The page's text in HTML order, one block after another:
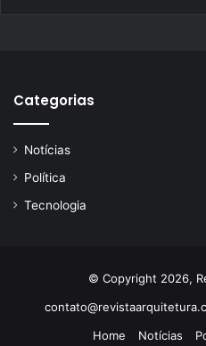
Categorias
Notícias
Política
Tecnologia
© Copyright 2026,
Home
Notícias